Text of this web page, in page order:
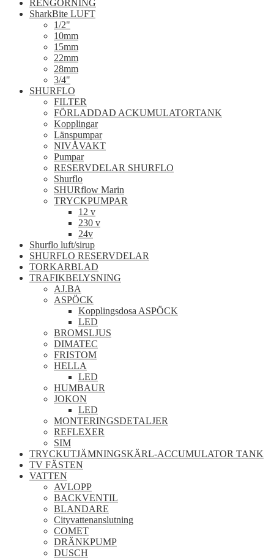
RENGÖRNING
SharkBite LUFT
1/2"
10mm
15mm
22mm
28mm
3/4"
SHURFLO
FILTER
FÖRLADDAD ACKUMULATORTANK
Kopplingar
Länspumpar
NIVÅVAKT
Pumpar
RESERVDELAR SHURFLO
Shurflo
SHURflow Marin
TRYCKPUMPAR
12 v
230 v
24v
Shurflo luft/sirup
SHURFLO RESERVDELAR
TORKARBLAD
TRAFIKBELYSNING
AJ.BA
ASPÖCK
Kopplingsdosa ASPÖCK
LED
BROMSLJUS
DIMATEC
FRISTOM
HELLA
LED
HUMBAUR
JOKON
LED
MONTERINGSDETALJER
REFLEXER
SIM
TRYCKUTJÄMNINGSKÄRL-ACCUMULATOR TANK
TV FÄSTEN
VATTEN
AVLOPP
BACKVENTIL
BLANDARE
Cityvattenanslutning
COMET
DRÄNKPUMP
DUSCH